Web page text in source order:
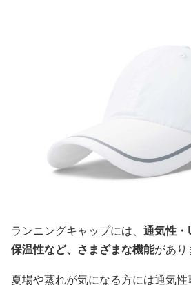
ランニングキャップには、 通気性・
保温性など、さまざまな機能があり
夏場や蒸れが気になる方には通気性